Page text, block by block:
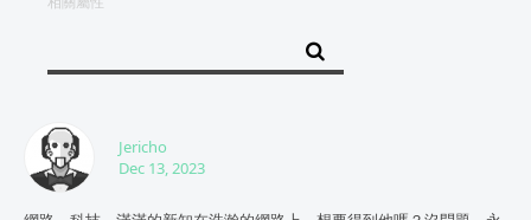
Jericho
Dec 13, 2023